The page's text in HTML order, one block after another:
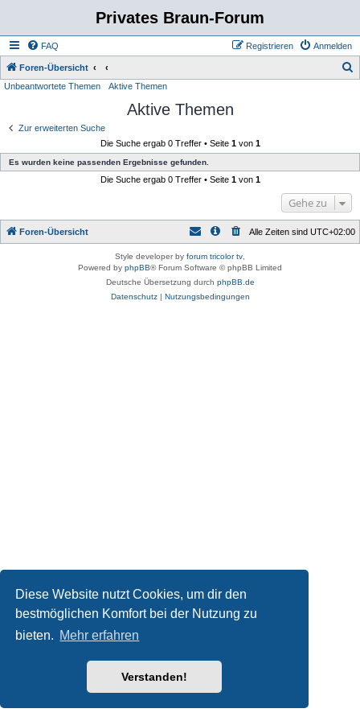
Diese Website nutzt Cookies, um dir den
bestmöglichen Komfort bei der Nutzung zu
bieten. Mehr erfahren
Verstanden!
Privates Braun-Forum
FAQ Anmelden
Registrieren
Foren-Übersicht
Unbeantwortete Themen Aktive Themen
Aktive Themen
Zur erweiterten Suche
Die Suche ergab 0 Treffer • Seite 1von 1
Es wurden keine passenden Ergebnisse gefunden.
Die Suche ergab 0 Treffer • Seite 1von 1
Gehe zu
Foren-Übersicht Alle Zeiten sind UTC+02:00
Style developer by forum tricolor tv
Powered by phpBB® Forum Software © phpBB Limited
Deutsche Übersetzung durch phpBB.de
Datenschutz| Nutzungsbedingungen